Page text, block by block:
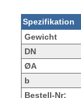
Spezifikation
Gewicht
DN
ØA
b
Bestell-Nr: